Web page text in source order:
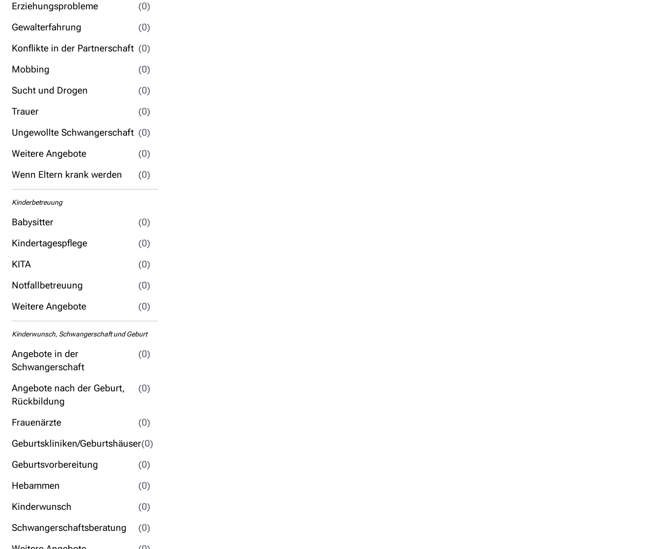
Erziehungsprobleme
(0)
Gewalterfahrung
(0)
Konflikte in der Partnerschaft (0)
Mobbing
(0)
Sucht und Drogen
(0)
Trauer
(0)
Ungewollte Schwangerschaft (0)
Weitere Angebote
(0)
Wenn Eltern krank werden
(0)
Kinderbetreuung
Babysitter
(0)
Kindertagespflege
(0)
KITA
(0)
Notfallbetreuung
(0)
Weitere Angebote
(0)
Kinderwunsch, Schwangerschaft und Geburt
Angebote in der
Schwangerschaft
(0)
Angebote nach der Geburt,
Rückbildung
(0)
Frauenärzte
(0)
Geburtskliniken/Geburtshäuser(0)
Geburtsvorbereitung
(0)
Hebammen
(0)
Kinderwunsch
(0)
Schwangerschaftsberatung
(0)